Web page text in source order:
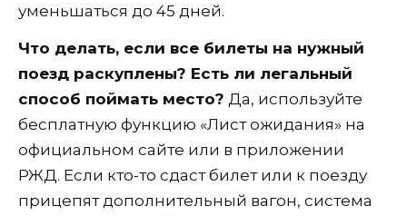
уменьшаться до 45 дней.
Что делать, если все билеты на нужный
поезд раскуплены? Есть ли легальный
способ поймать место? Да, используйте
бесплатную функцию «Лист ожидания» на
официальном сайте или в приложении
РЖД. Если кто-то сдаст билет или к поезду
прицепят дополнительный вагон, система